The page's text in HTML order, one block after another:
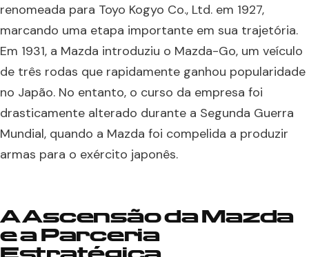
renomeada para Toyo Kogyo Co., Ltd. em 1927,
marcando uma etapa importante em sua trajetória.
Em 1931, a Mazda introduziu o Mazda-Go, um veículo
de três rodas que rapidamente ganhou popularidade
no Japão. No entanto, o curso da empresa foi
drasticamente alterado durante a Segunda Guerra
Mundial, quando a Mazda foi compelida a produzir
armas para o exército japonês.
A Ascensão da Mazda
e a Parceria